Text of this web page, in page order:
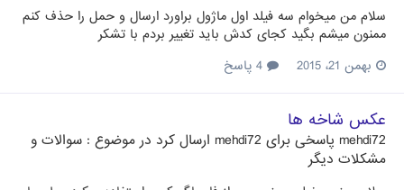
سلام من میخوام سه فیلد اول ماژول براورد ارسال و حمل را حذف کنم
ممنون میشم بگید کجای کدش باید تغییر بردم با تشکر
بهمن 21، 2015
عکس شاخه ها
mehdi72 پاسخی برای mehdi72 ارسال کرد در موضوع : سوالات و
مشکلات دیگر